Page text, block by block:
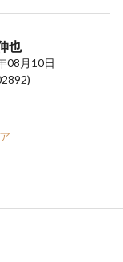
也
08月10日